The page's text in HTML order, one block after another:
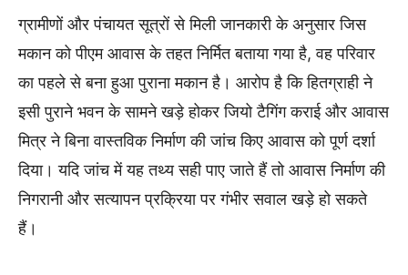
ग्रामीणों और पंचायत सूत्रों से मिली जानकारी के अनुसार जिस
मकान को पीएम आवास के तहत निर्मित बताया गया है, वह परिवार
का पहले से बना हुआ पुराना मकान है। आरोप है कि हितग्राही ने
इसी पुराने भवन के सामने खड़े होकर जियो टैगिंग कराई और आवास
मित्र ने बिना वास्तविक निर्माण की जांच किए आवास को पूर्ण दर्शा
दिया। यदि जांच में यह तथ्य सही पाए जाते हैं तो आवास निर्माण की
निगरानी और सत्यापन प्रक्रिया पर गंभीर सवाल खड़े हो सकते
हैं।